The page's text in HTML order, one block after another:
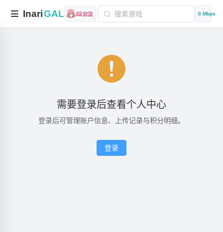
InariGAL 0 Mbps
需要登录后查看个人中心
登录后可管理账户信息、上传记录与积分明细。
登录